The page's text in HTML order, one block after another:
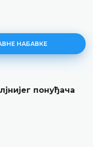
НАБАВКЕ
понуђача